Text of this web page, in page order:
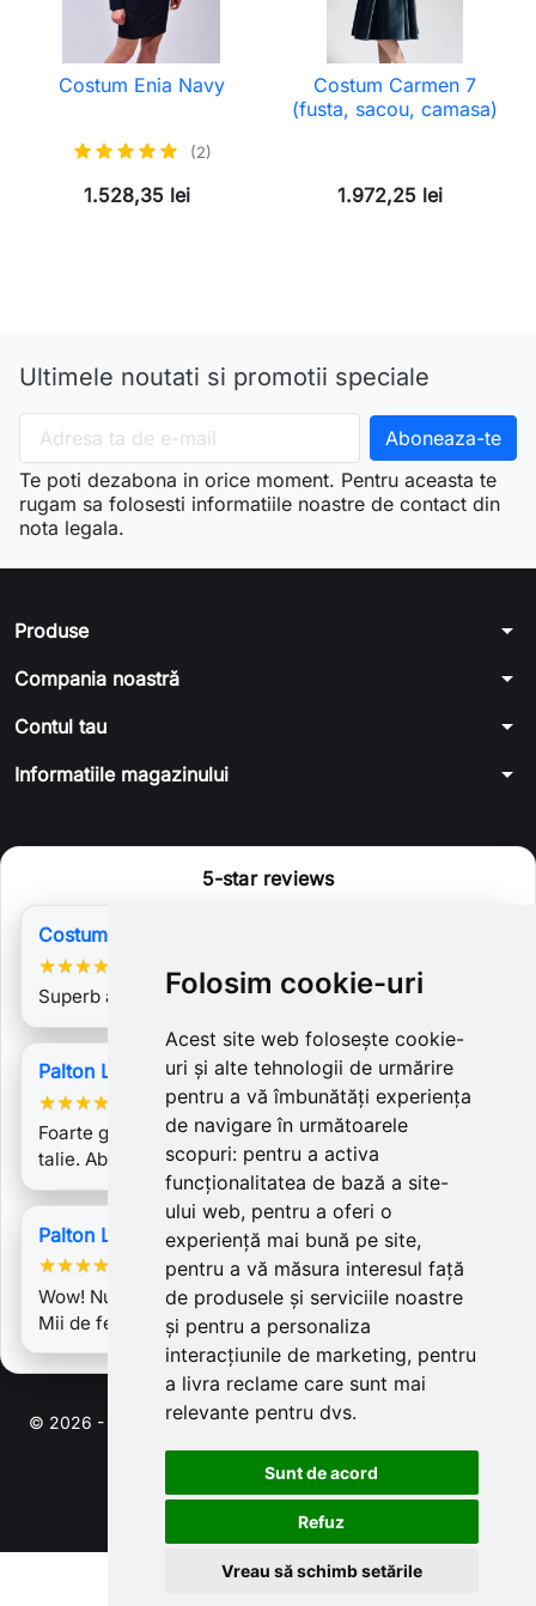
Folosim cookie-uri
Acest site web folosește cookie-
uri și alte tehnologii de urmărire
pentru a vă îmbunătăți experiența
de navigare în următoarele
scopuri: pentru a activa
funcționalitatea de bază a site-
ului web, pentru a oferi o
experiență mai bună pe site,
pentru a vă măsura interesul față
de produsele și serviciile noastre
și pentru a personaliza
interacțiunile de marketing, pentru
a livra reclame care sunt mai
relevante pentru dvs.
Sunt de acord
Refuz
Vreau să schimb setările
Costum Enia Navy
(2)
1.528,35 lei
Costum Carmen 7
(fusta, sacou, camasa)
1.972,25 lei
Ultimele noutati si promotii speciale
Te poti dezabona in orice moment. Pentru aceasta te
rugam sa folosesti informatiile noastre de contact din
nota legala.
Produse arrow_drop_down
Compania noastră arrow_drop_down
Contul tau arrow_drop_down
Informatiile magazinului arrow_drop_down
5-star reviews
Costum Sabrine 2
★★★★
Superb acest sacou. Bravo Laura Galic.
Palton Ligia 2
★★★★
Foarte gros, material din plin. Se aseaza frumos pe
talie. Absolut minunat.
Palton Ligia 3
★★★★
Wow! Nu am vazut un palton mai frumos ca acesta !
Mii de felicitari pentru creatiile…
© 2026 - Software pentru comert electronic de PrestaShop™